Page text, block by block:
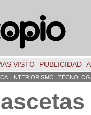
VISTO PUBLICIDAD
INTERIORISMO